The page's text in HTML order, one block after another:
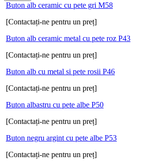
Buton alb ceramic cu pete gri M58
[Contactați-ne pentru un preț]
Buton alb ceramic metal cu pete roz P43
[Contactați-ne pentru un preț]
Buton alb cu metal si pete rosii P46
[Contactați-ne pentru un preț]
Buton albastru cu pete albe P50
[Contactați-ne pentru un preț]
Buton negru argint cu pete albe P53
[Contactați-ne pentru un preț]